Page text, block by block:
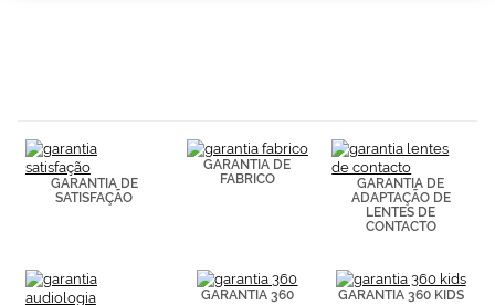
de páginas
visitadas).
Puedes
consultar más
Cookies.
GARANTIA DE
SATISFAÇÃO
GARANTIA DE
FABRICO
GARANTIA DE
ADAPTAÇÃO DE
LENTES DE
CONTACTO
GARANTIA 360 GARANTIA 360 KIDS